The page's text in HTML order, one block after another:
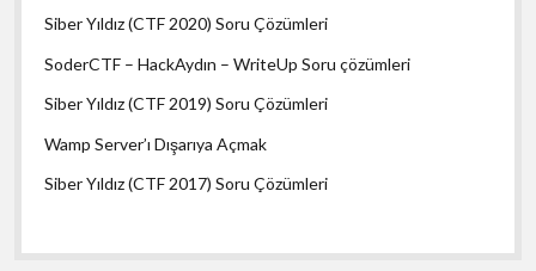
Siber Yıldız (CTF 2020) Soru Çözümleri
SoderCTF – HackAydın – WriteUp Soru çözümleri
Siber Yıldız (CTF 2019) Soru Çözümleri
Wamp Server’ı Dışarıya Açmak
Siber Yıldız (CTF 2017) Soru Çözümleri